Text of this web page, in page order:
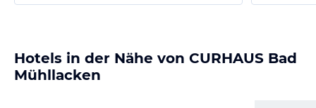
Hotels in der Nähe von CURHAUS Bad
Mühllacken